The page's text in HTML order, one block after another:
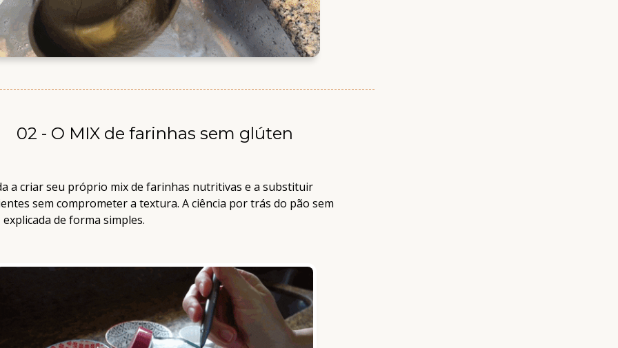
02 - O MIX de farinhas sem glúten
a criar seu próprio mix de farinhas nutritivas e a substituir
sem comprometer a textura. A ciência por trás do pão sem
de forma simples.